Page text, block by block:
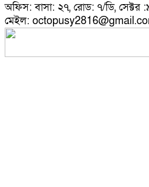
অফিস: বাসা: ২৭, রোড: ৭/ডি, সেক্টর
মেইল: